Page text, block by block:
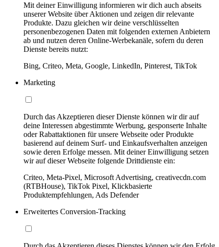
Mit deiner Einwilligung informieren wir dich auch abseits
unserer Website über Aktionen und zeigen dir relevante
Produkte. Dazu gleichen wir deine verschlüsselten
personenbezogenen Daten mit folgenden externen Anbietern
ab und nutzen deren Online-Werbekanäle, sofern du deren
Dienste bereits nutzt:
Bing, Criteo, Meta, Google, LinkedIn, Pinterest, TikTok
Marketing
Durch das Akzeptieren dieser Dienste können wir dir auf
deine Interessen abgestimmte Werbung, gesponserte Inhalte
oder Rabattaktionen für unsere Webseite oder Produkte
basierend auf deinem Surf- und Einkaufsverhalten anzeigen
sowie deren Erfolge messen. Mit deiner Einwilligung setzen
wir auf dieser Webseite folgende Drittdienste ein:
Criteo, Meta-Pixel, Microsoft Advertising, creativecdn.com
(RTBHouse), TikTok Pixel, Klickbasierte
Produktempfehlungen, Ads Defender
Erweitertes Conversion-Tracking